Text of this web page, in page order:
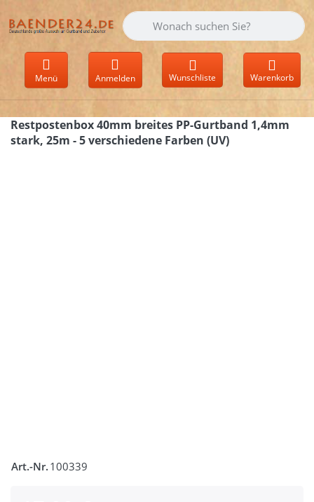
Geben Sie einen Suchbegriff ein.
Menü Anmelden Wunschliste Warenkorb
Restpostenbox 40mm breites PP-Gurtband 1,4mm
stark, 25m - 5 verschiedene Farben (UV)
Art.-Nr. 100339